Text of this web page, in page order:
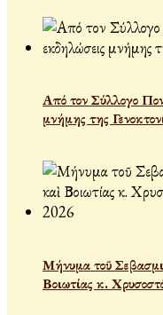
Από τον Σύλλογο
μνήμης της
Μήνυμα τοῦ
Βοιωτίας κ.